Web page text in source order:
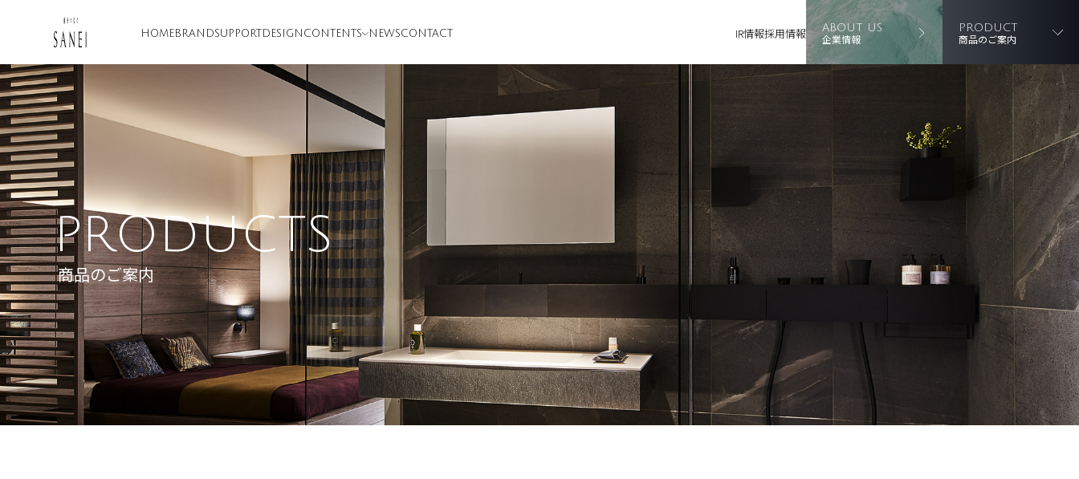
HOME BRANDSUPPORT DESIGN CONTENTS NEWSCONTACT IR情報採用情報 ABOUT US
企業情報
PRODUCT
商品のご案内
PRODUCTS
商品のご案内